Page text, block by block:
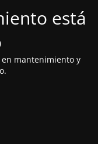
está
en mantenimiento y